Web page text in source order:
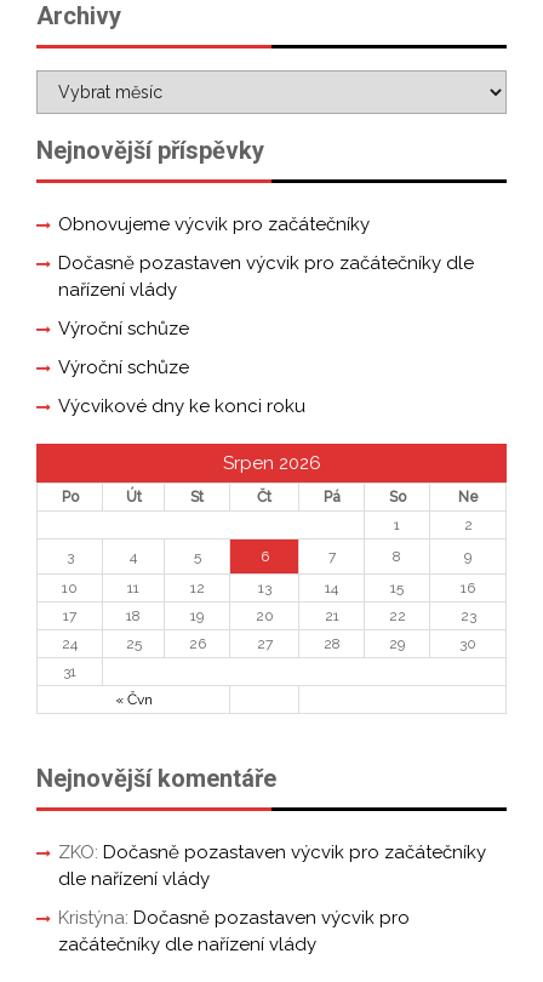
Archivy
Nejnovější příspěvky
Obnovujeme výcvik pro začátečníky
Dočasně pozastaven výcvik pro začátečníky dle
nařízení vlády
Výroční schůze
Výroční schůze
Výcvikové dny ke konci roku
Srpen 2026
Po Út St Čt Pá So Ne
« Čvn
1
2
3
4 5 6 7 8
9
10
11 12 13 14 15
16
17
18 19 20 21 22
23
24
25 26 27 28 29
30
31
Nejnovější komentáře
ZKO: Dočasně pozastaven výcvik pro začátečníky
dle nařízení vlády
Kristýna: Dočasně pozastaven výcvik pro
začátečníky dle nařízení vlády